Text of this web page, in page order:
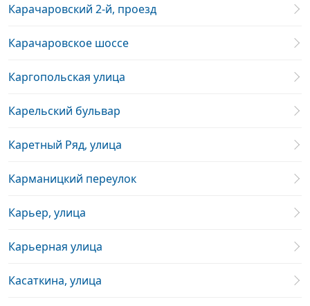
Карачаровский 2-й, проезд
Карачаровское шоссе
Каргопольская улица
Карельский бульвар
Каретный Ряд, улица
Карманицкий переулок
Карьер, улица
Карьерная улица
Касаткина, улица